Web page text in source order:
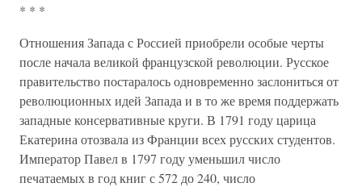
* * *
Отношения Запада с Россией приобрели особые черты
после начала великой французской революции. Русское
правительство постаралось одновременно заслониться от
революционных идей Запада и в то же время поддержать
западные консервативные круги. В 1791 году царица
Екатерина отозвала из Франции всех русских студентов.
Император Павел в 1797 году уменьшил число
печатаемых в год книг с 572 до 240, число